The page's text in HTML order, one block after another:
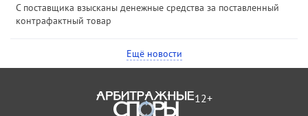
С поставщика взысканы денежные средства за поставленный
контрафактный товар
Ещё новости
12+